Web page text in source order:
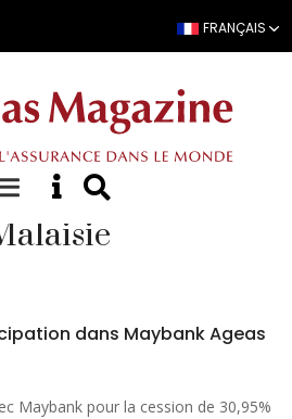
FRANÇAIS
dans Maybank Ageas
Maybank pour la cession de 30,95%